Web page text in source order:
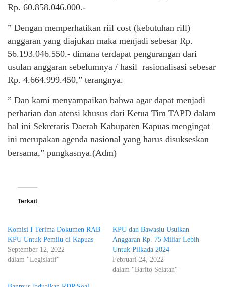
Rp. 60.858.046.000.-
” Dengan memperhatikan riil cost (kebutuhan rill)
anggaran yang diajukan maka menjadi sebesar Rp.
56.193.046.550.- dimana terdapat pengurangan dari
usulan anggaran sebelumnya / hasil rasionalisasi sebesar
Rp. 4.664.999.450,” terangnya.
” Dan kami menyampaikan bahwa agar dapat menjadi
perhatian dan atensi khusus dari Ketua Tim TAPD dalam
hal ini Sekretaris Daerah Kabupaten Kapuas mengingat
ini merupakan agenda nasional yang harus disukseskan
bersama,” pungkasnya.(Adm)
Terkait
Komisi I Terima Dokumen RAB
KPU Untuk Pemilu di Kapuas
September 12, 2022
dalam "Legislatif"
KPU dan Bawaslu Usulkan
Anggaran Rp. 75 Miliar Lebih
Untuk Pilkada 2024
Februari 24, 2022
dalam "Barito Selatan"